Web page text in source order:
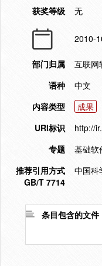
获奖等级
无
2010-
部门归属
互联网
语种
中文
内容类型
成果
URI标识
http://
专题
基础软
推荐引用方式
GB/T 7714
中国科
条目包含的文件